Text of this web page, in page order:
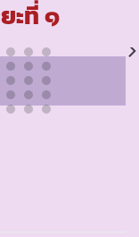
ะที่ ๑